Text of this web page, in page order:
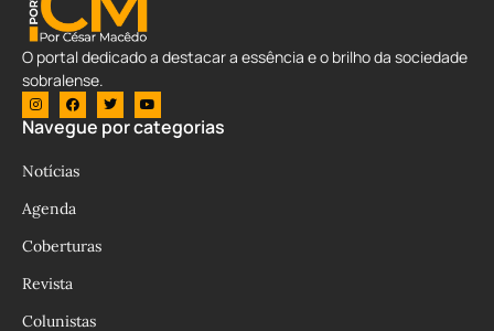
O portal dedicado a destacar a essência e o brilho da sociedade
sobralense.
Navegue por categorias
Notícias
Agenda
Coberturas
Revista
Colunistas